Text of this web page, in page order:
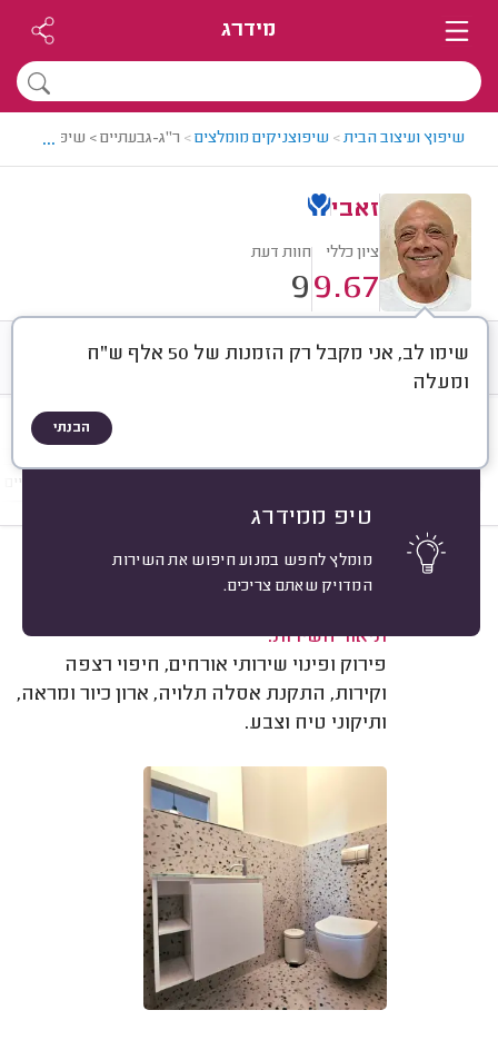
מידרג
שיפוץ ועיצוב הבית> שיפוצניקים מומלצים> ר"ג-גבעתיים > שיפוצניק
...
זאבי
ציון כללי
9.67
חוות דעת
9
שימו לב, אני מקבל רק הזמנות של 50 אלף ש"ח
ומעלה
הבנתי
טיפ ממידרג
מומלץ לחפש במנוע חיפוש את השירות
המדויק שאתם צריכים.
חוות דעת ממוצע רישוי ותעודות
ריצופים, קירות וחיפויים
יוסי טוריסקי, נווה ירק.
משוב: 16/08/2025
תיאור השירות:
פירוק ופינוי שירותי אורחים, חיפוי רצפה
וקירות, התקנת אסלה תלויה, ארון כיור ומראה,
ותיקוני טיח וצבע.